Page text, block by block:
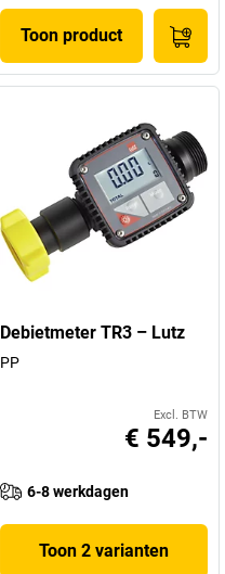
Toon product
Debietmeter TR3 – Lutz
PP
Excl. BTW
€ 549,-
6-8 werkdagen
Toon 2 varianten